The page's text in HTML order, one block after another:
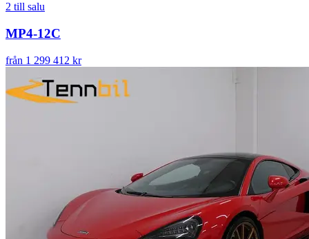
2 till salu
MP4-12C
från 1 299 412 kr